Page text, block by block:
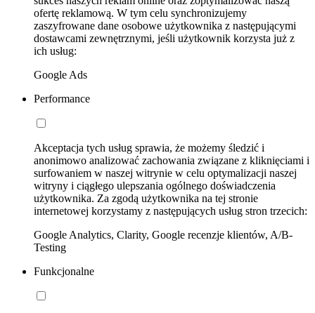
ofertę reklamową. W tym celu synchronizujemy
zaszyfrowane dane osobowe użytkownika z następującymi
dostawcami zewnętrznymi, jeśli użytkownik korzysta już z
ich usług:
Google Ads
Performance
Akceptacja tych usług sprawia, że możemy śledzić i
anonimowo analizować zachowania związane z kliknięciami i
surfowaniem w naszej witrynie w celu optymalizacji naszej
witryny i ciągłego ulepszania ogólnego doświadczenia
użytkownika. Za zgodą użytkownika na tej stronie
internetowej korzystamy z następujących usług stron trzecich:
Google Analytics, Clarity, Google recenzje klientów, A/B-
Testing
Funkcjonalne